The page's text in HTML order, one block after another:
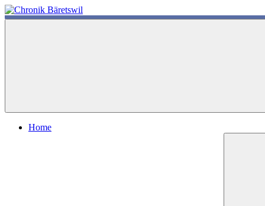
Zum
Inhalt
Home